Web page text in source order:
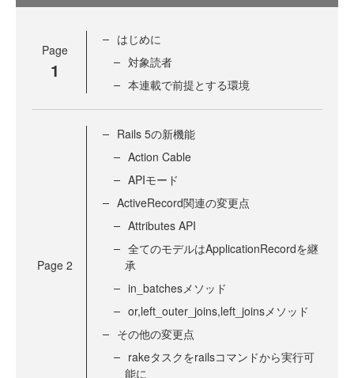
Page
1
はじめに
対象読者
本連載で前提とする環境
Page 2
Rails 5の新機能
Action Cable
APIモード
ActiveRecord関連の変更点
Attributes API
全てのモデルはApplicationRecordを継
承
in_batchesメソッド
or,left_outer_joins,left_joinsメソッド
その他の変更点
rakeタスクをrailsコマンドから実行可
能に